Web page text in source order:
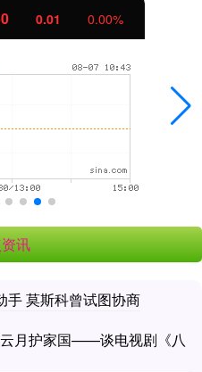
0.01 0.00%
讯
手 莫斯科曾试图协商
月护家国——谈电视剧《八